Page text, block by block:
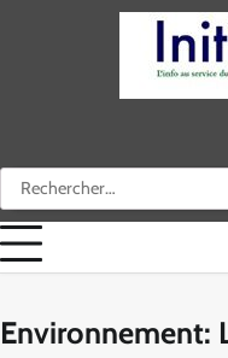
Rechercher :
Environnement: